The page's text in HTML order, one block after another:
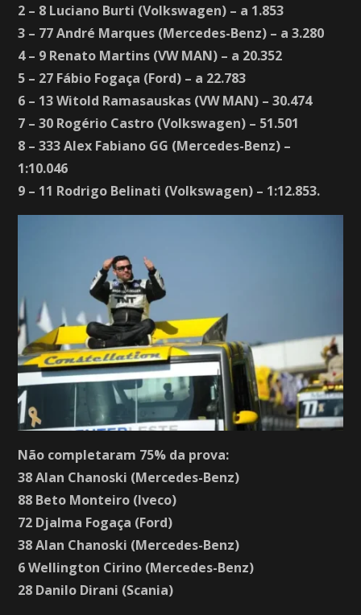
2 – 8 Luciano Burti (Volkswagen) – a 1.853
3 – 77 André Marques (Mercedes-Benz) – a 3.280
4 – 9 Renato Martins (VW MAN) – a 20.352
5 – 27 Fábio Fogaça (Ford) – a 22.783
6 – 13 Witold Ramasauskas (VW MAN) – 30.474
7 – 30 Rogério Castro (Volkswagen) – 51.501
8 – 333 Alex Fabiano GG (Mercedes-Benz) –
1:10.046
9 – 11 Rodrigo Belinati (Volkswagen) – 1:12.853.
Não completaram 75% da prova:
38 Alan Chanoski (Mercedes-Benz)
88 Beto Monteiro (Iveco)
72 Djalma Fogaça (Ford)
38 Alan Chanoski (Mercedes-Benz)
6 Wellington Cirino (Mercedes-Benz)
28 Danilo Dirani (Scania)